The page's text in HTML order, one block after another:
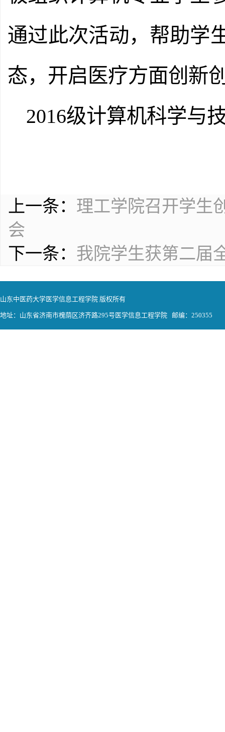
通过此次活动，帮助学
态，开启医疗方面创新
2016级计算机科学与
上一条： 理工学院召开学生
会
下一条： 我院学生获第二届
山东中医药大学医学信息工程学院 版权所有
地址：山东省济南市槐荫区济齐路295号医学信息工程学院 邮编：250355